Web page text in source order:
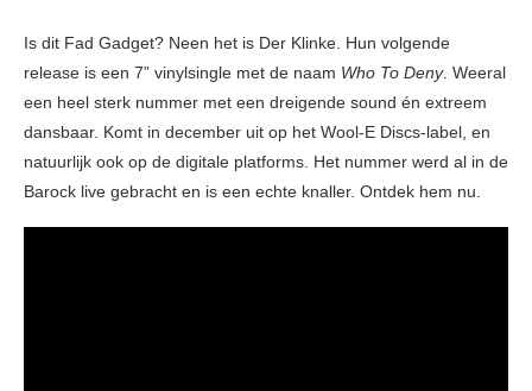
Is dit Fad Gadget? Neen het is Der Klinke. Hun volgende
release is een 7” vinylsingle met de naam Who To Deny. Weeral
een heel sterk nummer met een dreigende sound én extreem
dansbaar. Komt in december uit op het Wool-E Discs-label, en
natuurlijk ook op de digitale platforms. Het nummer werd al in de
Barock live gebracht en is een echte knaller. Ontdek hem nu.